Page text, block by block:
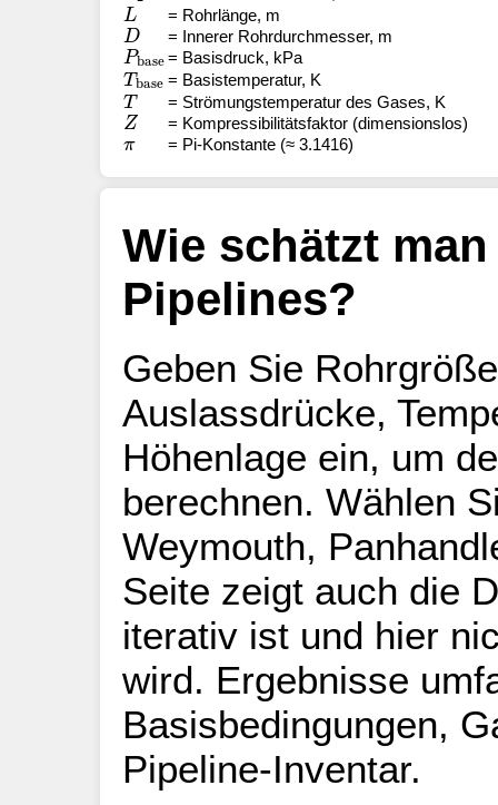
= Rohrlänge, m
D = Innerer Rohrdurchmesser, m
Pbase= Basisdruck, kPa
Tbase= Basistemperatur, K
T = Strömungstemperatur des Gases, K
Z = Kompressibilitätsfaktor (dimensionslos)
π = Pi-Konstante (≈ 3.1416)
Wie schätzt
Pipelines?
Geben Sie
Auslassdrücke,
Höhenlage ein, um
berechnen. Wählen
Weymouth,
Seite zeigt auch die
iterativ ist und hier
wird. Ergebnisse
Basisbedingungen,
Pipeline-Inventar.